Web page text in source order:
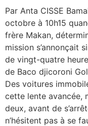
Par Anta CISSE
octobre à 10h15
frère Makan,
mission s’annonçait
de vingt-quatre
de Baco djicoroni
Des voitures
cette lente avancée,
deux, avant de
n’hésitent pas à se